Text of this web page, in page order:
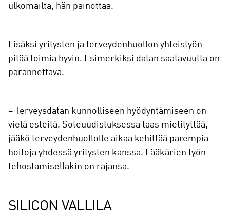
ulkomailta, hän painottaa.
Lisäksi yritysten ja terveydenhuollon yhteistyön
pitää toimia hyvin. Esimerkiksi datan saatavuutta on
parannettava.
– Terveysdatan kunnolliseen hyödyntämiseen on
vielä esteitä. Soteuudistuksessa taas mietityttää,
jääkö terveydenhuollolle aikaa kehittää parempia
hoitoja yhdessä yritysten kanssa. Lääkärien työn
tehostamisellakin on rajansa.
SILICON VALLILA